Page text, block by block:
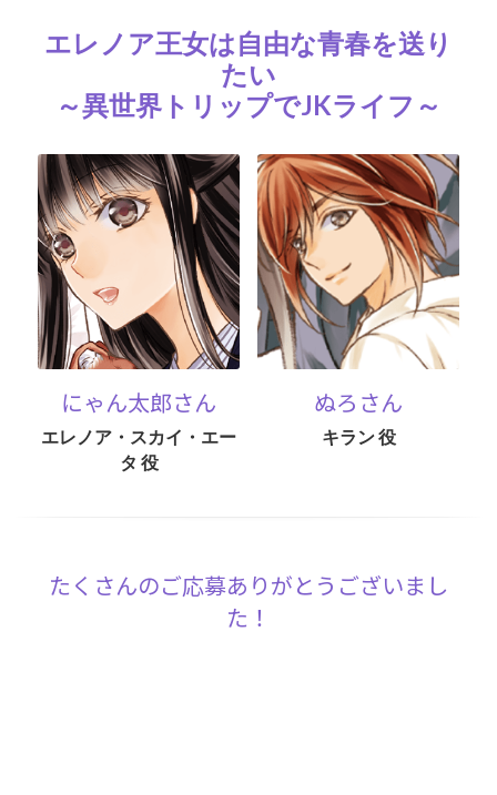
エレノア王女は自由な青春を送り
たい
～異世界トリップでJKライフ～
にゃん太郎さん
エレノア・スカイ・エー
タ 役
ぬろさん
キラン 役
たくさんのご応募ありがとうございまし
た！